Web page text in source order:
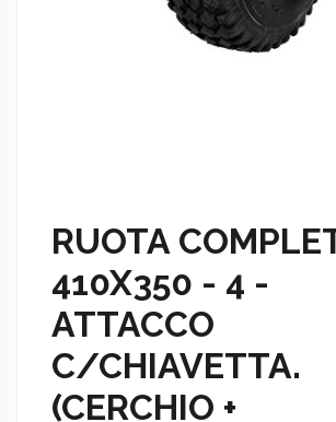
RUOTA
410X350 - 4 -
ATTACCO
C/CHIAVETTA.
(CERCHIO +